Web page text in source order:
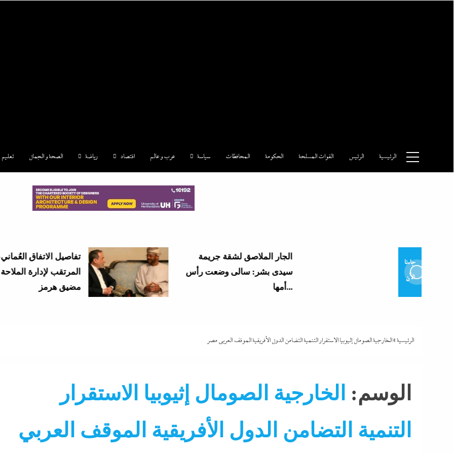
الرئيسية الرئيس القوات المسلحة الحكومة المحافظات سياسة عرب و عالم اقتصاد رياضة الصحة و الجمال تعليم
جاءنا
الآن
تفاصيل الاتفاق العُماني-الإيراني
المرتقب لإدارة الملاحة في
مضيق هرمز
الجار الملاصق لشقة جريمة
سيدى بشر: سالى وضعت رأس
الرئيسية»الخارجية الصومال إثيوبيا الاستقرار التنمية التضامن الدول الأفريقية الموقف العربي مصر
الوسم: الخارجية الصومال إثيوبيا الاستقرار
التنمية التضامن الدول الأفريقية الموقف العربي